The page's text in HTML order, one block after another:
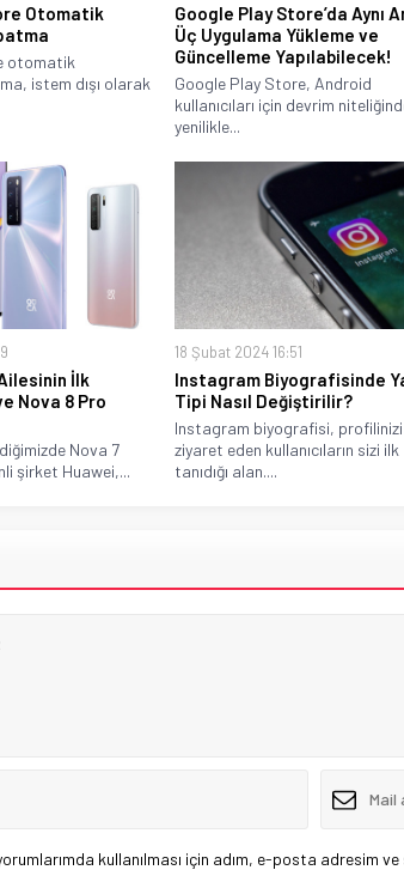
Otomatik
otomatik
istem dışı olarak
Google Play Store’da Aynı
Üç Uygulama Yükleme ve
Güncelleme Yapılabilecek!
Google Play Store, Android
kullanıcıları için devrim
yenilikle...
İlk
Nova 8 Pro
Nova 7
şirket Huawei,...
18 Şubat 2024 16:51
Instagram Biyografisinde
Tipi Nasıl Değiştirilir?
Instagram biyografisi, profilinizi
ziyaret eden kullanıcıların sizi ilk
tanıdığı alan....
kullanılması için adım, e-posta adresim